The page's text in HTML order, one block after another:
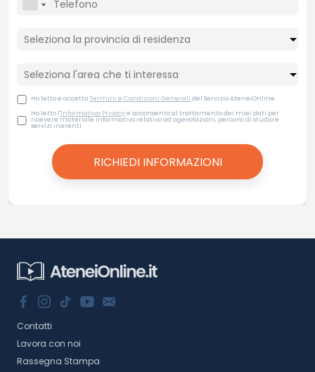
Ho letto e accettoTermini e Condizioni Generali del Servizio AteneiOnline
Ho letto l'Informativa Privacye acconsento al trattamento dei miei dati per
ricevere materiale informativo relativo ad agevolazioni, percorsi di studio e
servizi inerenti
Contatti
Lavora con noi
Rassegna Stampa